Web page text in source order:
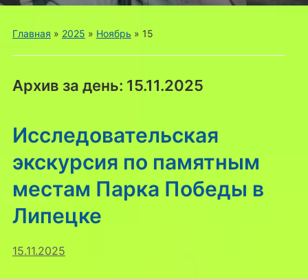
меню
Главная » 2025 » Ноябрь » 15
Архив за день: 15.11.2025
Исследовательская
экскурсия по памятным
местам Парка Победы в
Липецке
15.11.2025